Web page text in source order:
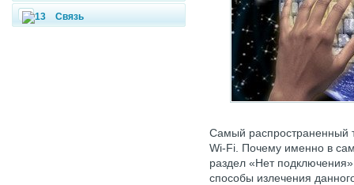
Связь
Самый распространенный
Wi-Fi. Почему именно в
раздел «Нет
способы излечения